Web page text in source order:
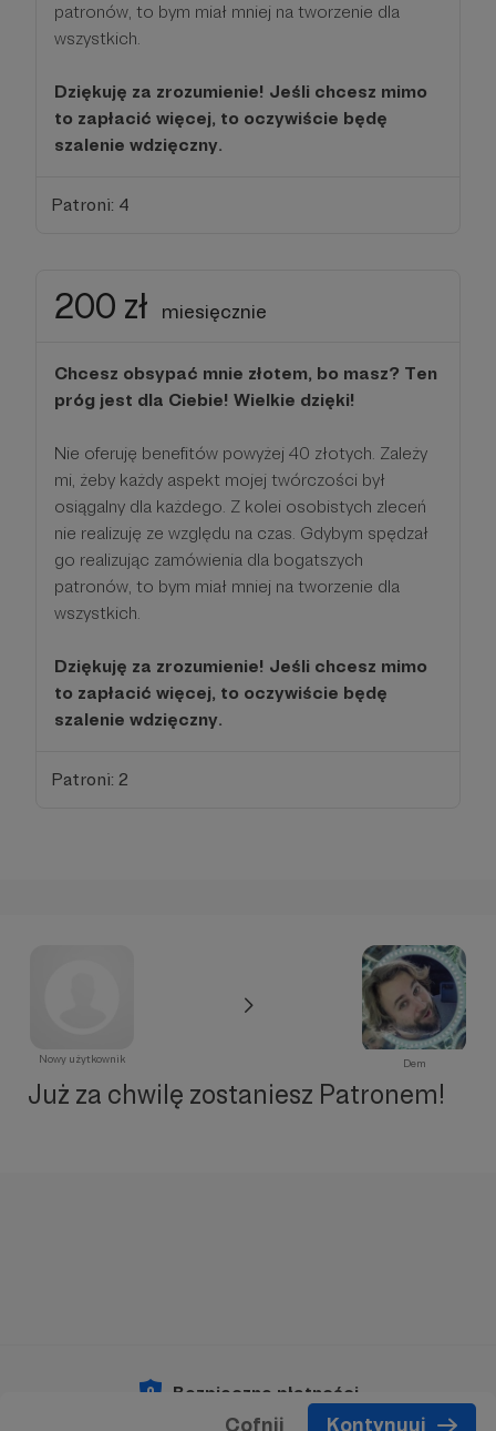
patronów, to bym miał mniej na tworzenie dla
wszystkich.
Dziękuję za zrozumienie! Jeśli chcesz mimo
to zapłacić więcej, to oczywiście będę
szalenie wdzięczny.
Patroni: 4
200 zł miesięcznie
Chcesz obsypać mnie złotem, bo masz? Ten
próg jest dla Ciebie! Wielkie dzięki!
Nie oferuję benefitów powyżej 40 złotych. Zależy
mi, żeby każdy aspekt mojej twórczości był
osiągalny dla każdego. Z kolei osobistych zleceń
nie realizuję ze względu na czas. Gdybym spędzał
go realizując zamówienia dla bogatszych
patronów, to bym miał mniej na tworzenie dla
wszystkich.
Dziękuję za zrozumienie! Jeśli chcesz mimo
to zapłacić więcej, to oczywiście będę
szalenie wdzięczny.
Patroni: 2
Cofnij Kontynuuj
Nowy użytkownik Dem
Już za chwilę zostaniesz Patronem!
Bezpieczne płatności